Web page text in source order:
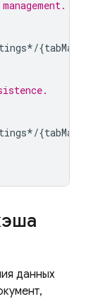
*/{
*/{
данных